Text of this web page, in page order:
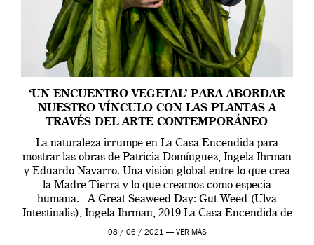
‘UN ENCUENTRO VEGETAL’ PARA ABORDAR
NUESTRO VÍNCULO CON LAS PLANTAS A
TRAVÉS DEL ARTE CONTEMPORÁNEO
La naturaleza irrumpe en La Casa Encendida para
mostrar las obras de Patricia Domínguez, Ingela Ihrman
y Eduardo Navarro. Una visión global entre lo que crea
la Madre Tierra y lo que creamos como especia
humana. A Great Seaweed Day: Gut Weed (Ulva
Intestinalis), Ingela Ihrman, 2019 La Casa Encendida de
Madrid y la Wellcome […]
08 / 06 / 2021 — VER MÁS